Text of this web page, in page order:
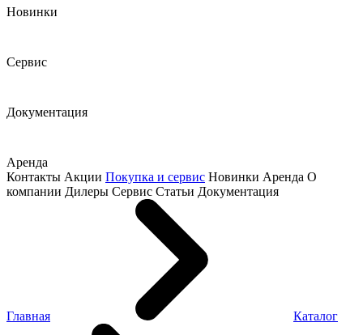
Новинки
Сервис
Документация
Аренда
Контакты Акции Покупка и сервис Новинки Аренда О
компании Дилеры Сервис Статьи Документация
Главная Каталог